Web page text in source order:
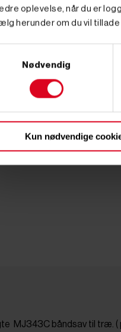
oplevelse, når du er
herunder om du vil
Nødvendig
Kun nødvendige
MJ343C båndsav til træ. (